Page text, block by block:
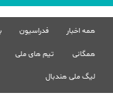
همه اخبار فدراسیون
همگانی تیم های ملی
لیگ ملی هندبال